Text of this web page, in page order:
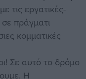
τις εργατικές-
σε πράγματι
κομματικές
Σε αυτό το δρόμο
Η